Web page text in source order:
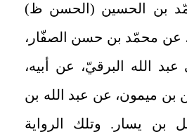
بن الحسين (الحسن ظ)
عن محمّد بن حسن الصفّار،
الله البرقيّ، عن أبيه،
ميمون، عن عبد الله بن
بن يسار. وتلك الرواية